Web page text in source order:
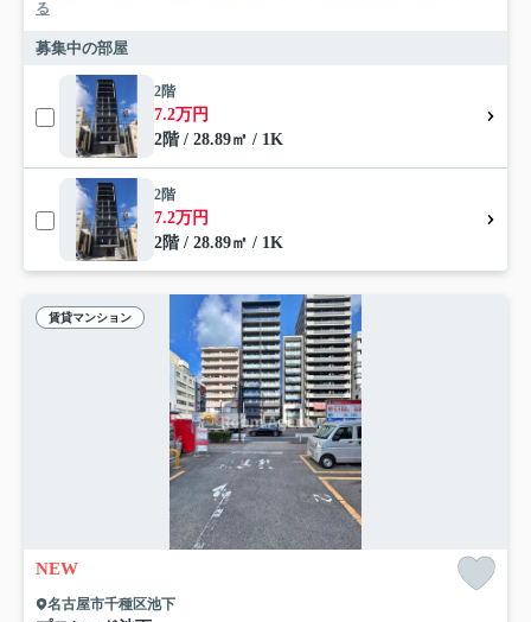
る
募集中の部屋
2階
7.2万円
2階 / 28.89㎡ / 1K
2階
7.2万円
2階 / 28.89㎡ / 1K
賃貸マンション
NEW
名古屋市千種区池下